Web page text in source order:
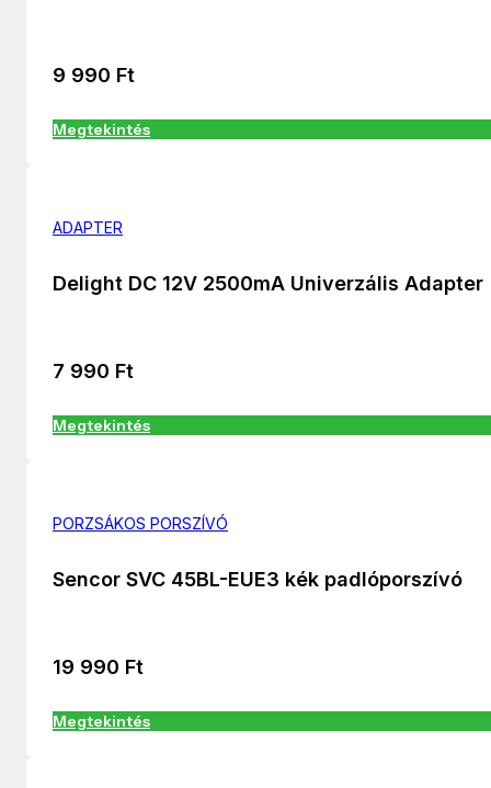
9 990 Ft
Megtekintés
ADAPTER
Delight DC 12V 2500mA Univerzális Adapter
7 990 Ft
Megtekintés
PORZSÁKOS PORSZÍVÓ
Sencor SVC 45BL-EUE3 kék padlóporszívó
19 990 Ft
Megtekintés